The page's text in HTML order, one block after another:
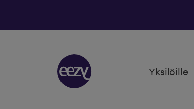
Yksilöille